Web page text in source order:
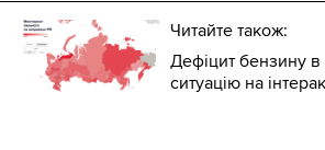
Читайте також:
Дефіцит бензину в
ситуацію на